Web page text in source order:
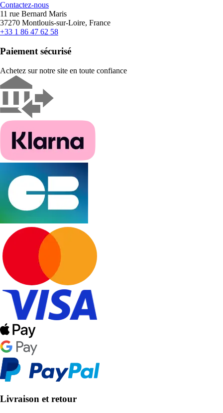
Contactez-nous
11 rue Bernard Maris
37270 Montlouis-sur-Loire, France
+33 1 86 47 62 58
Paiement sécurisé
Achetez sur notre site en toute confiance
Livraison et retour